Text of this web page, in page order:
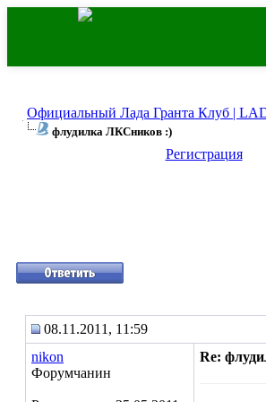
Официальный Лада Гранта Клуб |
флудилка ЛКСников :)
Регистрация
08.11.2011, 11:59
nikon
Форумчанин
Re: